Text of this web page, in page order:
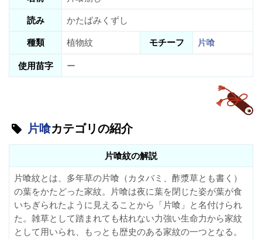
読み
かたばみくずし
種類
植物紋 モチーフ
片喰
使用苗字
ー
片喰カテゴリの紹介
片喰紋の解説
片喰紋とは、多年草の片喰（カタバミ、酢漿草とも書く）
の葉をかたどった家紋。片喰は夜に葉を閉じた姿が葉が食
いちぎられたように見えることから「片喰」と名付けられ
た。雑草として踏まれても枯れない力強い生命力から家紋
として用いられ、もっとも歴史のある家紋の一つとなる。